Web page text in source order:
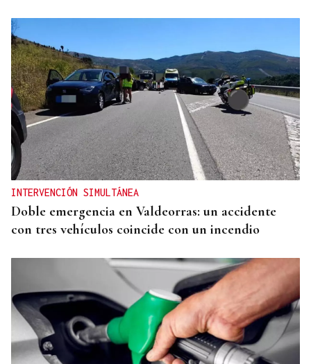
CRISIS HUMANITARIA
El Instituto de Medicina Legal de Ceuta recibe los
cuerpos de los 80 migrantes fallecidos
INTERVENCIÓN SIMULTÁNEA
Doble emergencia en Valdeorras: un accidente
con tres vehículos coincide con un incendio